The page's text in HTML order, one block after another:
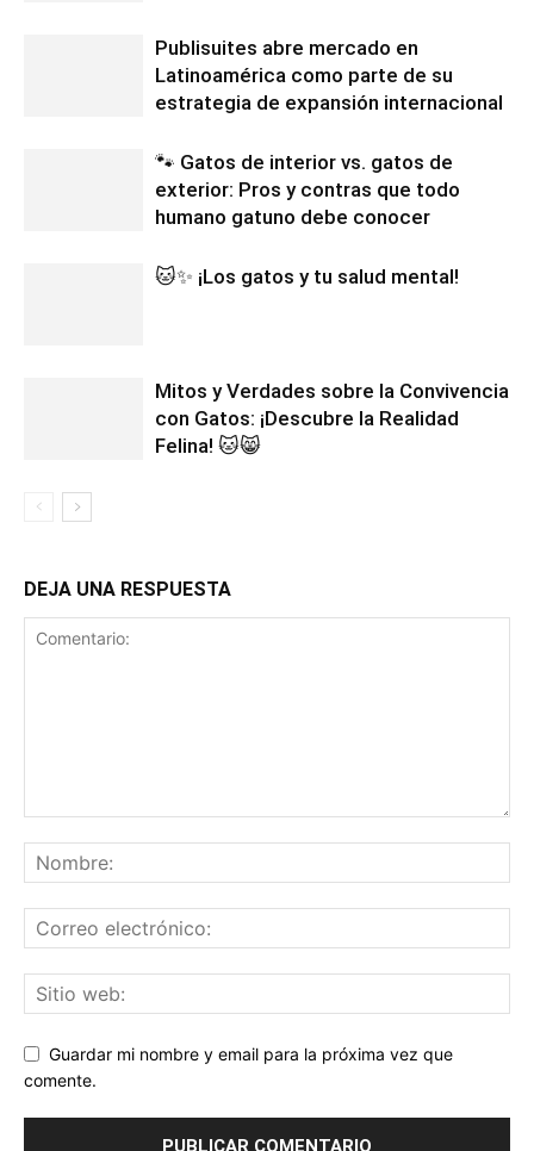
Publisuites abre mercado en
Latinoamérica como parte de su
estrategia de expansión internacional
🐾 Gatos de interior vs. gatos de
exterior: Pros y contras que todo
humano gatuno debe conocer
🐱✨ ¡Los gatos y tu salud mental!
Mitos y Verdades sobre la Convivencia
con Gatos: ¡Descubre la Realidad
Felina! 🐱😸
DEJA UNA RESPUESTA
Guardar mi nombre y email para la próxima vez que
comente.